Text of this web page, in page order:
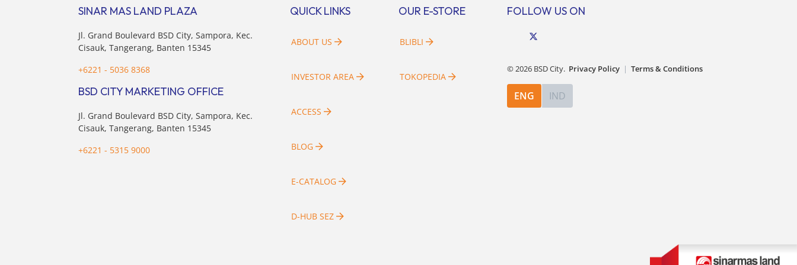
perusahaan untuk […]
sumber daya […]
tahun sebelumnya. Kondisi ini […]
SINAR MAS LAND PLAZA
Jl. Grand Boulevard BSD City, Sampora, Kec.
Cisauk, Tangerang, Banten 15345
+6221 - 5036 8368
BSD CITY MARKETING OFFICE
Jl. Grand Boulevard BSD City, Sampora, Kec.
Cisauk, Tangerang, Banten 15345
+6221 - 5315 9000
QUICK LINKS
ABOUT US
INVESTOR AREA
ACCESS
BLOG
E-CATALOG
D-HUB SEZ
OUR E-STORE
BLIBLI
TOKOPEDIA
FOLLOW US ON
©2026 BSD City. Privacy Policy | Terms & Conditions
ENG IND